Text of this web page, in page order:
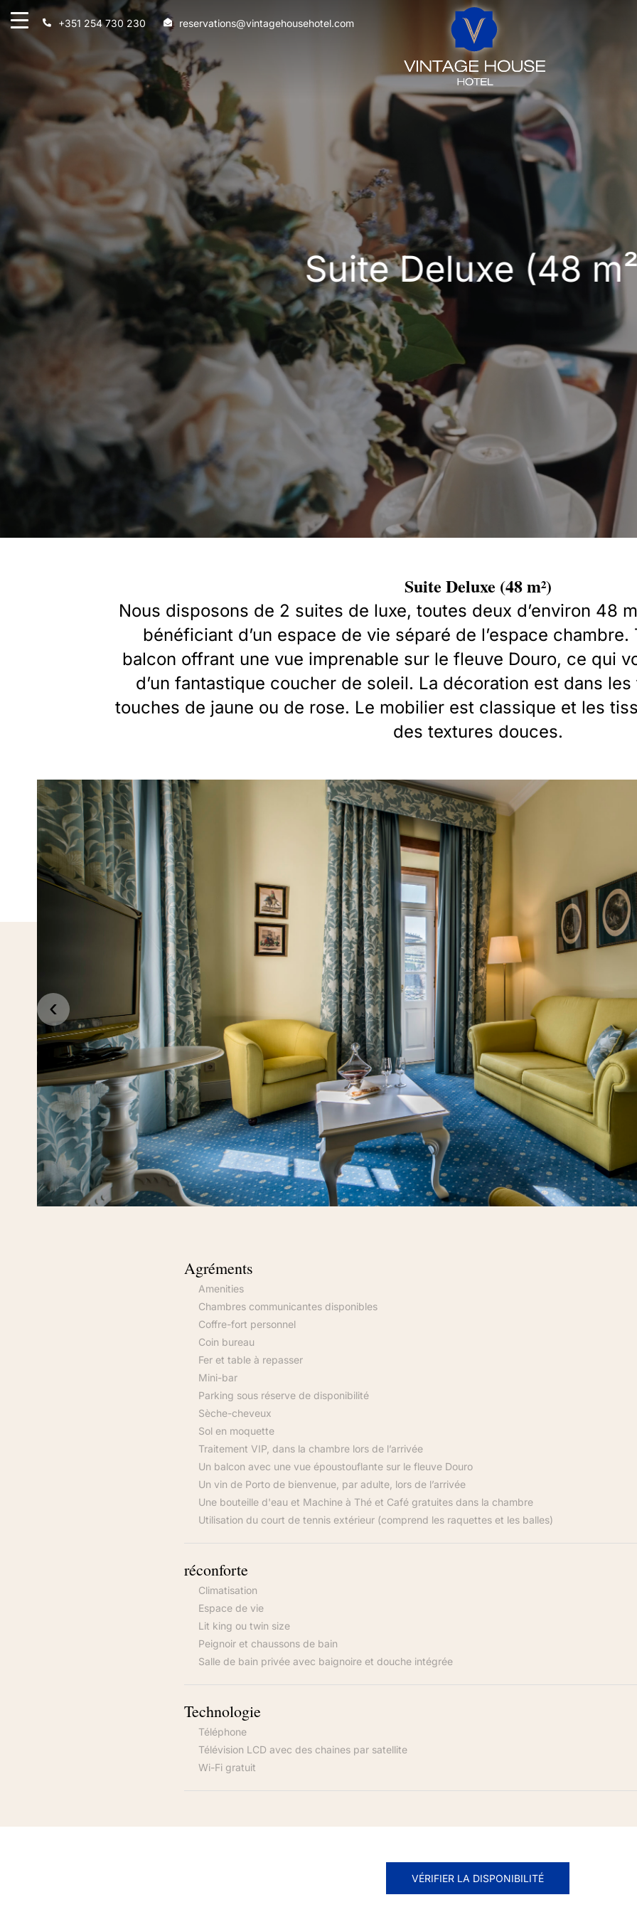
+351 254 730 230 reservations@vintagehousehotel.com
Suite Deluxe (48
Suite Deluxe (48 m²)
Nous disposons de 2 suites de luxe, toutes deux d’environ 48
bénéficiant d’un espace de vie séparé de l’espace chambre.
balcon offrant une vue imprenable sur le fleuve Douro, ce qui
d’un fantastique coucher de soleil. La décoration est dans
touches de jaune ou de rose. Le mobilier est classique et les
des textures douces.
‹
Agréments
Amenities
Chambres communicantes disponibles
Coffre-fort personnel
Coin bureau
Fer et table à repasser
Mini-bar
Parking sous réserve de disponibilité
Sèche-cheveux
Sol en moquette
Traitement VIP, dans la chambre lors de l’arrivée
Un balcon avec une vue époustouflante sur le fleuve Douro
Un vin de Porto de bienvenue, par adulte, lors de l’arrivée
Une bouteille d'eau et Machine à Thé et Café gratuites dans la chambre
Utilisation du court de tennis extérieur (comprend les raquettes et les balles)
réconforte
Climatisation
Espace de vie
Lit king ou twin size
Peignoir et chaussons de bain
Salle de bain privée avec baignoire et douche intégrée
Technologie
Téléphone
Télévision LCD avec des chaines par satellite
Wi-Fi gratuit
VÉRIFIER LA DISPONIBILITÉ